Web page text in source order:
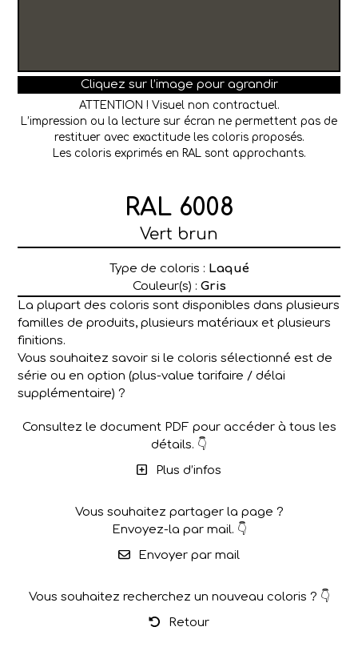
Cliquez sur l’image pour agrandir
ATTENTION ! Visuel non contractuel.
L’impression ou la lecture sur écran ne permettent pas de
restituer avec exactitude les coloris proposés.
Les coloris exprimés en RAL sont approchants.
RAL 6008
Vert brun
Type de coloris : Laqué
Couleur(s) : Gris
La plupart des coloris sont disponibles dans plusieurs
familles de produits, plusieurs matériaux et plusieurs
finitions.
Vous souhaitez savoir si le coloris sélectionné est de
série ou en option (plus-value tarifaire / délai
supplémentaire) ?
Consultez le document PDF pour accéder à tous les
détails. 👇
Plus d’infos
Vous souhaitez partager la page ?
Envoyez-la par mail. 👇
Envoyer par mail
Vous souhaitez recherchez un nouveau coloris ? 👇
Retour